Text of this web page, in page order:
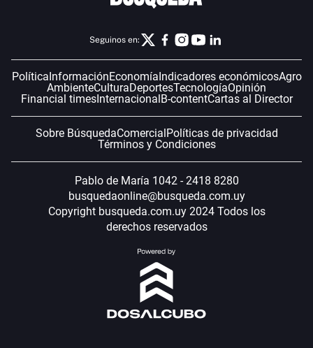
Seguinos en:
PolíticaInformaciónEconomíaIndicadores económicosAgro
AmbienteCulturaDeportesTecnologíaOpinión
Financial timesInternacionalB-contentCartas al Director
Sobre BúsquedaComercialPolíticas de privacidad
Términos y Condiciones
Pablo de María 1042 - 2418 8280
busquedaonline@busqueda.com.uy
Copyright busqueda.com.uy 2024 Todos los
derechos reservados